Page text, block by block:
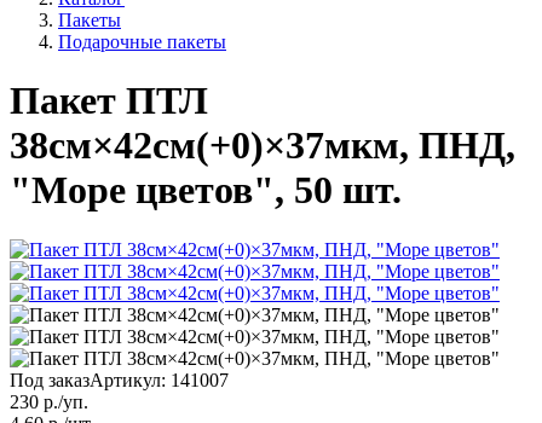
Пакеты
Подарочные пакеты
Пакет ПТЛ
38см×42см(+0)×37мкм, ПНД,
"Море цветов", 50 шт.
Под заказАртикул: 141007
230 р./уп.